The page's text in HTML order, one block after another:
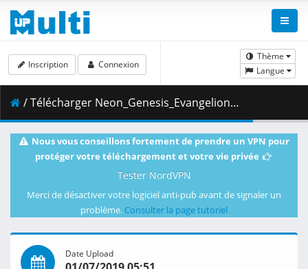
Thème
Langue
Inscription Connexion
/ Télécharger Neon_Genesis_Evangelion_-_19__NETFLIX_PATCHED__AC3__Sephirotic_Sync_.ac3 ( 74.88 MB )
Nous vous conseillons fortement de prendre un VPN pour
protéger votre téléchargement et votre vie privée
Tester NordVPN
Merci de désactiver votre logiciel anti-pub avant de signaler un
problème. Consulter la page tutoriel
Date Upload